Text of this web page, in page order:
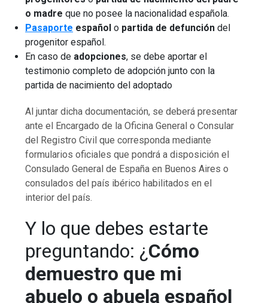
o madre que no posee la nacionalidad española.
Pasaporte español o partida de defunción del
progenitor español.
En caso de adopciones, se debe aportar el
testimonio completo de adopción junto con la
partida de nacimiento del adoptado
Al juntar dicha documentación, se deberá presentar
ante el Encargado de la Oficina General o Consular
del Registro Civil que corresponda mediante
formularios oficiales que pondrá a disposición el
Consulado General de España en Buenos Aires o
consulados del país ibérico habilitados en el
interior del país.
Y lo que debes estarte
preguntando: ¿Cómo
demuestro que mi
abuelo o abuela español